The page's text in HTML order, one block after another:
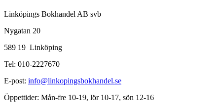
Linköpings Bokhandel AB svb
Nygatan 20
589 19 Linköping
Tel: 010-2227670
E-post: info@linkopingsbokhandel.se
Öppettider: Mån-fre 10-19, lör 10-17, sön 12-16